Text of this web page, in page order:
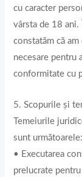
cu caracter
vârsta de 18 ani.
constatăm că
necesare pentru
conformitate cu
5. Scopurile și
Temeiurile
sunt următoarele:
• Executarea
prelucrate